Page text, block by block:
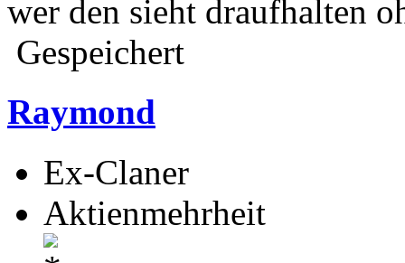
wer den sieht draufhalten
Gespeichert
Raymond
Ex-Claner
Aktienmehrheit